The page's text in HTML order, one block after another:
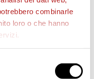
combinarle
loro o che hanno